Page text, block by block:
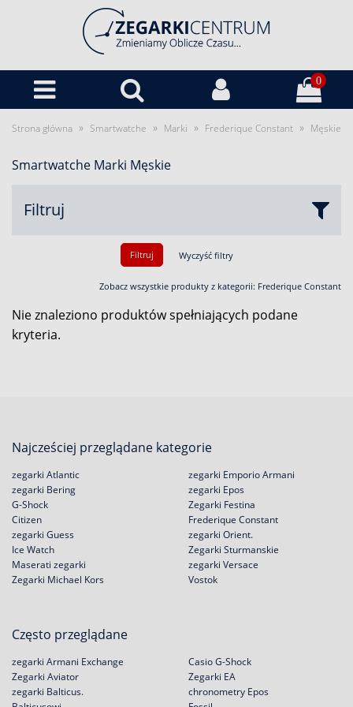
0
Strona główna » Smartwatche » Marki » Frederique Constant » Męskie
Smartwatche Marki Męskie
Filtruj
Filtruj Wyczyść filtry
Zobacz wszystkie produkty z kategorii: Frederique Constant
Nie znaleziono produktów spełniających podane
kryteria.
Najcześciej przeglądane kategorie
zegarki Atlantic
zegarki Bering
G-Shock
Citizen
zegarki Emporio Armani
zegarki Epos
Zegarki Festina
Frederique Constant
zegarki Guess
Ice Watch
Maserati zegarki
Zegarki Michael Kors
zegarki Orient.
Zegarki Sturmanskie
zegarki Versace
Vostok
Często przeglądane
zegarki Armani Exchange
Zegarki Aviator
zegarki Balticus.
Casio G-Shock
Zegarki EA
chronometry Epos